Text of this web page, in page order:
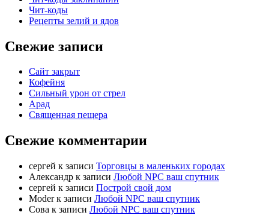
Чит-коды
Рецепты зелий и ядов
Свежие записи
Сайт закрыт
Кофейня
Cильный урон от стрел
Арад
Священная пещера
Свежие комментарии
cергей к записи Торговцы в маленьких городах
Александр к записи Любой NPC ваш спутник
cергей к записи Построй свой дом
Moderк записи Любой NPC ваш спутник
Сова к записи Любой NPC ваш спутник